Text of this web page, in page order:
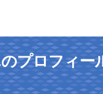
プロフィー